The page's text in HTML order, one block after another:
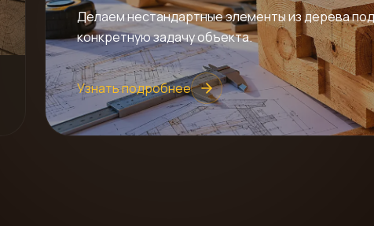
Делаем нестандартные элементы из дерева
конкретную задачу объекта.
Узнать подробнее